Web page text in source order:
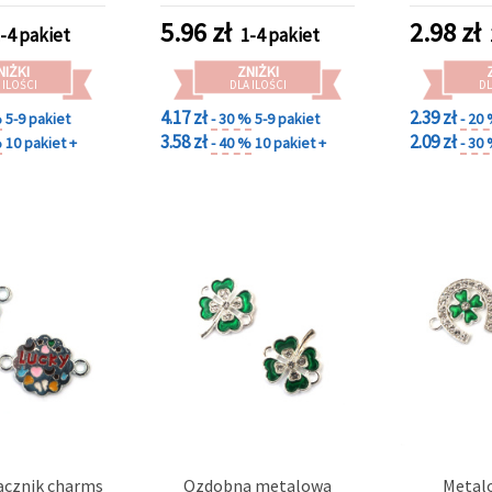
DIY fantasy
4 pakiet
ILOŚCI
5-9 pakiet
10 pakiet +
5.96zł 1-4 pakiet
ZNIŻKI
DLA ILOŚCI
4.17 zł- 30 %5-9 pakiet
3.58 zł- 40 %10 pakiet +
2.98zł
2.39 zł- 20
2.09 zł- 30
charms
Ozdobna metalowa